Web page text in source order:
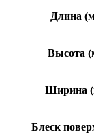
Длина
Высота
Ширина
Блеск